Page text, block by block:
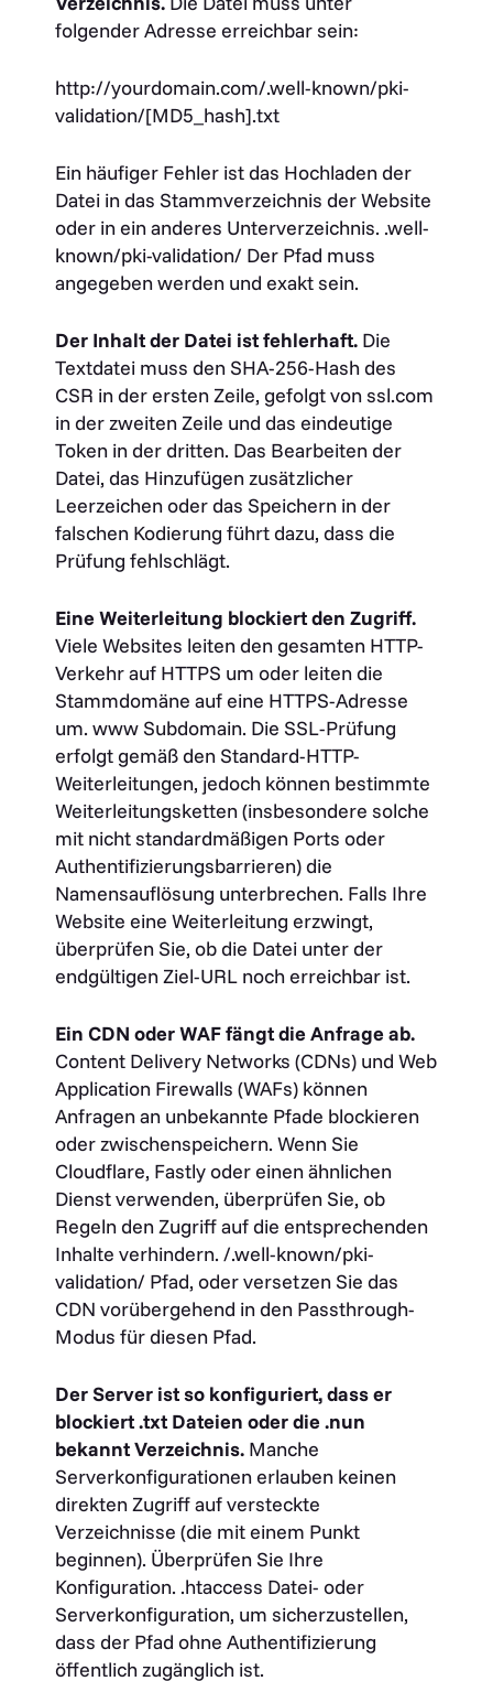
folgender Adresse erreichbar sein:
http://yourdomain.com/.well-known/pki-
validation/[MD5_hash].txt
Ein häufiger Fehler ist das Hochladen der
Datei in das Stammverzeichnis der Website
oder in ein anderes Unterverzeichnis. .well-
known/pki-validation/ Der Pfad muss
angegeben werden und exakt sein.
Der Inhalt der Datei ist fehlerhaft. Die
Textdatei muss den SHA-256-Hash des
CSR in der ersten Zeile, gefolgt vonssl.com
in der zweiten Zeile und das eindeutige
Token in der dritten. Das Bearbeiten der
Datei, das Hinzufügen zusätzlicher
Leerzeichen oder das Speichern in der
falschen Kodierung führt dazu, dass die
Prüfung fehlschlägt.
Eine Weiterleitung blockiert den Zugriff.
Viele Websites leiten den gesamten HTTP-
Verkehr auf HTTPS um oder leiten die
Stammdomäne auf eine HTTPS-Adresse
um. wwwSubdomain. Die SSL-Prüfung
erfolgt gemäß den Standard-HTTP-
Weiterleitungen, jedoch können bestimmte
Weiterleitungsketten (insbesondere solche
mit nicht standardmäßigen Ports oder
Authentifizierungsbarrieren) die
Namensauflösung unterbrechen. Falls Ihre
Website eine Weiterleitung erzwingt,
überprüfen Sie, ob die Datei unter der
endgültigen Ziel-URL noch erreichbar ist.
Ein CDN oder WAF fängt die Anfrage ab.
Content Delivery Networks (CDNs) und Web
Application Firewalls (WAFs) können
Anfragen an unbekannte Pfade blockieren
oder zwischenspeichern. Wenn Sie
Cloudflare, Fastly oder einen ähnlichen
Dienst verwenden, überprüfen Sie, ob
Regeln den Zugriff auf die entsprechenden
Inhalte verhindern. /.well-known/pki-
validation/ Pfad, oder versetzen Sie das
CDN vorübergehend in den Passthrough-
Modus für diesen Pfad.
Der Server ist so konfiguriert, dass er
blockiert.txt Dateien oder die.nun
bekanntVerzeichnis. Manche
Serverkonfigurationen erlauben keinen
direkten Zugriff auf versteckte
Verzeichnisse (die mit einem Punkt
beginnen). Überprüfen Sie Ihre
Konfiguration. .htaccess Datei- oder
Serverkonfiguration, um sicherzustellen,
dass der Pfad ohne Authentifizierung
öffentlich zugänglich ist.